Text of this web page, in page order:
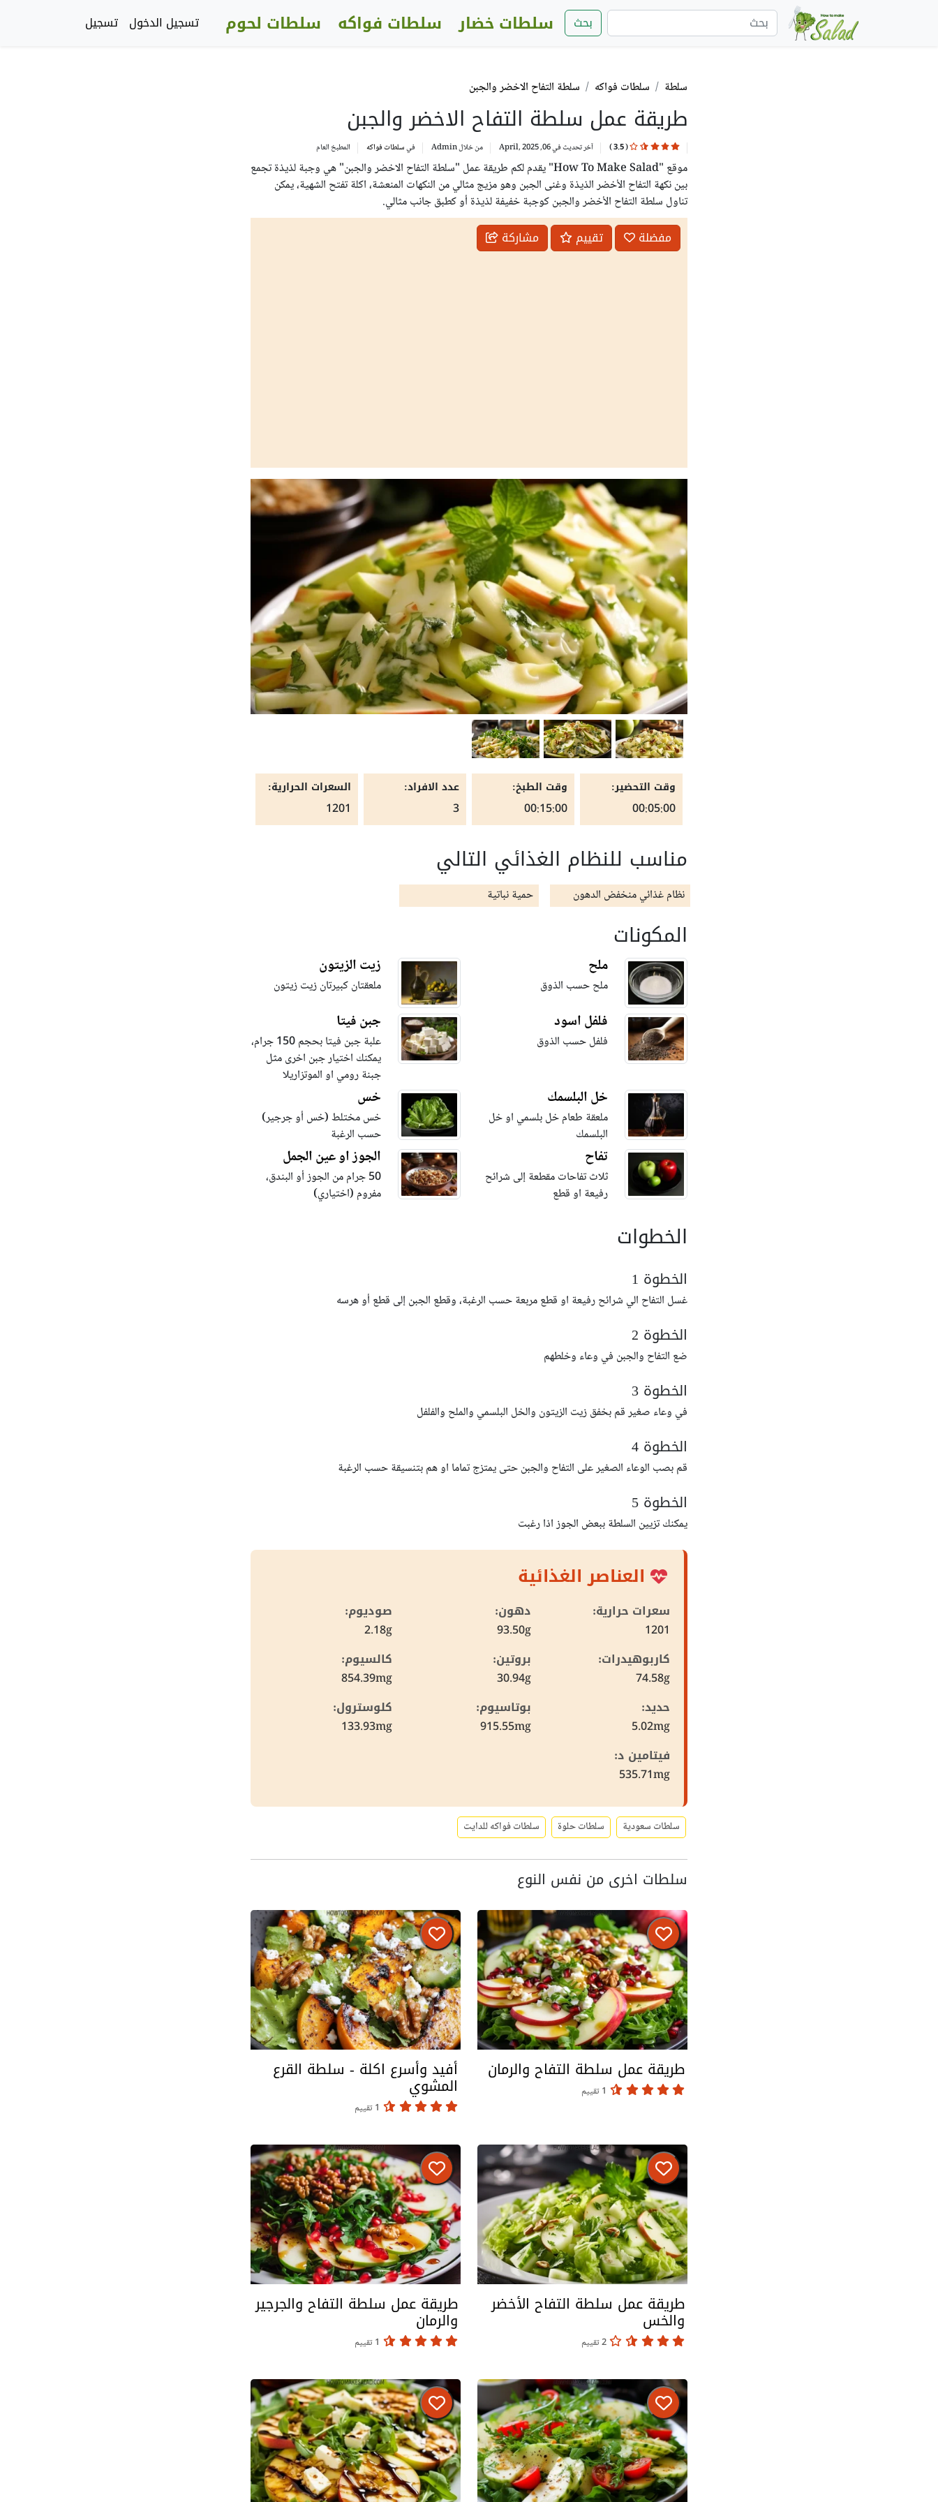
بحث سلطات خضار سلطات فواكه سلطات لحوم تسجيل الدخول تسجيل
سلطة سلطات فواكه سلطة التفاح الاخضر والجبن
طريقة عمل سلطة التفاح الاخضر والجبن
(
3.5
) آخر تحديث في 06, April, 2025 من خلالAdmin فيسلطات فواكه المطبخ العام
موقع "How To Make Salad" يقدم لكم طريقة عمل "سلطة التفاح الاخضر والجبن" هي وجبة لذيذة تجمع
بين نكهة التفاح الأخضر الذيذة وغنى الجبن وهو مزيج مثالي من النكهات المنعشة، اكلة تفتح الشهية، يمكن
تناول سلطة التفاح الأخضر والجبن كوجبة خفيفة لذيذة أو كطبق جانب مثالي.
مفضلة تقييم مشاركة
وقت التحضير:
00:05:00
وقت الطبخ:
00:15:00
عدد الافراد:
3
السعرات الحرارية:
1201
مناسب للنظام الغذائي التالي
نظام غذائي منخفض الدهون حمية نباتية
المكونات
ملح
ملح حسب الذوق
زيت الزيتون
ملعقتان كبيرتان زيت زيتون
فلفل اسود
فلفل حسب الذوق
جبن فيتا
علبة جبن فيتا بحجم 150 جرام،
يمكنك اختيار جبن اخرى مثل
جبنة رومي او الموتزاريلا
خل البلسمك
ملعقة طعام خل بلسمي او خل
البلسمك
خس
خس مختلط (خس أو جرجير)
حسب الرغبة
تفاح
ثلاث تفاحات مقطعة إلى شرائح
رفيعة او قطع
الجوز او عين الجمل
50 جرام من الجوز أو البندق،
مفروم (اختياري)
الخطوات
الخطوة 1
غسل التفاح الي شرائح رفيعة او قطع مربعة حسب الرغبة، وقطع الجبن إلى قطع أو هرسه
الخطوة 2
ضع التفاح والجبن في وعاء وخلطهم
الخطوة 3
في وعاء صغير قم بخفق زيت الزيتون والخل البلسمي والملح والفلفل
الخطوة 4
قم بصب الوعاء الصغير على التفاح والجبن حتى يمتزج تماما او هم بتنسيقة حسب الرغبة
الخطوة 5
يمكنك تزيين السلطة ببعض الجوز اذا رغبت
العناصر الغذائية
سعرات حرارية:
1201
دهون:
93.50g
صوديوم:
2.18g
كاربوهيدرات:
74.58g
بروتين:
30.94g
كالسيوم:
854.39mg
حديد:
5.02mg
بوتاسيوم:
915.55mg
كلوسترول:
133.93mg
فيتامين د:
535.71mg
سلطات سعودية سلطات حلوة سلطات فواكه للدايت
سلطات اخرى من نفس النوع
طريقة عمل سلطة التفاح والرمان
1 تقييم
أفيد وأسرع اكلة - سلطة القرع
المشوي
1 تقييم
طريقة عمل سلطة التفاح الأخضر
والخس
2 تقييم
طريقة عمل سلطة التفاح والجرجير
والرمان
1 تقييم